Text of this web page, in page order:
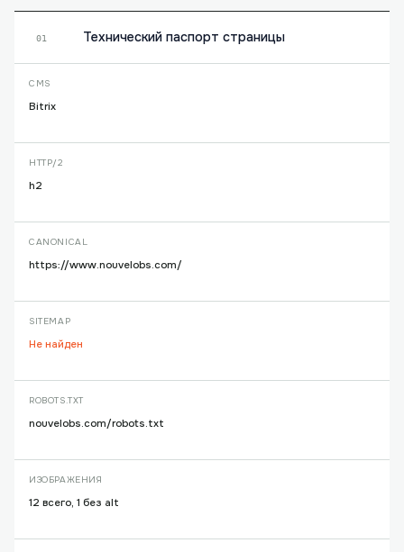
01 Технический паспорт страницы
CMS
Bitrix
HTTP/2
h2
CANONICAL
https://www.nouvelobs.com/
SITEMAP
Не найден
ROBOTS.TXT
nouvelobs.com/robots.txt
ИЗОБРАЖЕНИЯ
12 всего, 1 без alt